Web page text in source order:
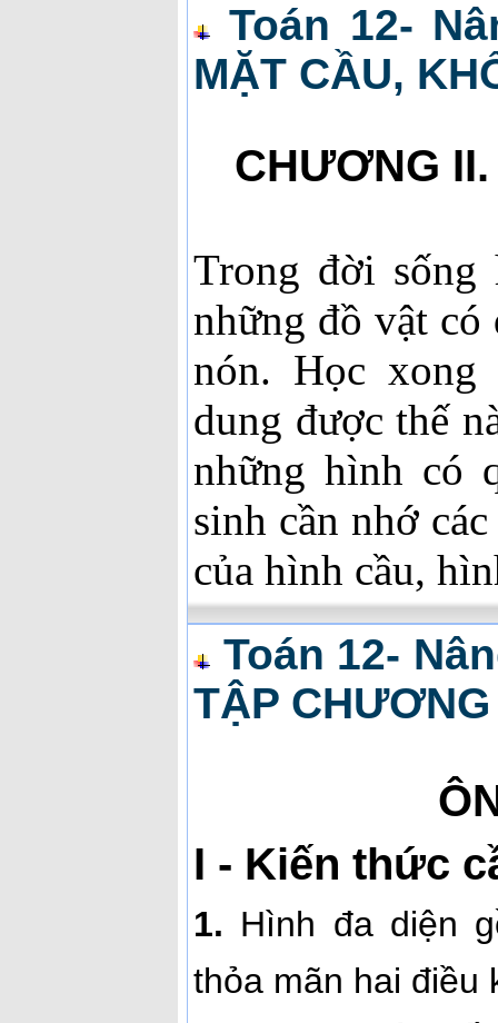
Toán 12-
MẶT CẦU,
CHƯƠNG
Trong đời sống
những đồ vật có
nón. Học xong
dung được thế
những hình có
sinh cần nhớ
của hình cầu,
Toán 12-
TẬP
I - Kiến thức
1. Hình đa diện
thỏa mãn hai điều